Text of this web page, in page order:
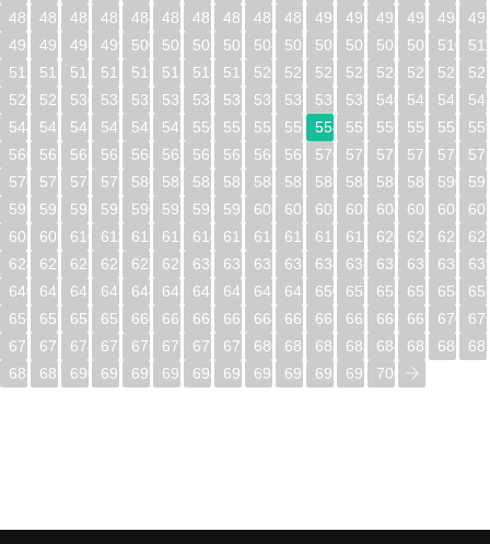
480
481 482 483 484 485 486 487 488 489 490 491 492 493 494
496
497 498 499 500 501 502 503 504 505 506 507 508 509 510
512
513 514 515 516 517 518 519 520 521 522 523 524 525 526
528
529 530 531 532 533 534 535 536 537 538 539 540 541 542
544
545 546 547 548 549 550 551 552 553 554 555 556 557 558
560
561 562 563 564 565 566 567 568 569 570 571 572 573 574
576
577 578 579 580 581 582 583 584 585 586 587 588 589 590
592
593 594 595 596 597 598 599 600 601 602 603 604 605 606
608
609 610 611 612 613 614 615 616 617 618 619 620 621 622
624
625 626 627 628 629 630 631 632 633 634 635 636 637 638
640
641 642 643 644 645 646 647 648 649 650 651 652 653 654
656
657 658 659 660 661 662 663 664 665 666 667 668 669 670
672
673 674 675 676 677 678 679 680 681 682 683 684 685 686
688
689 690 691 692 693 694 695 696 697 698 699 700